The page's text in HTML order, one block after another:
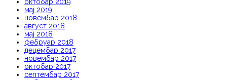
мај 2019
новембар 2018
август 2018
мај 2018
фебруар 2018
децембар 2017
новембар 2017
октобар 2017
септембар 2017